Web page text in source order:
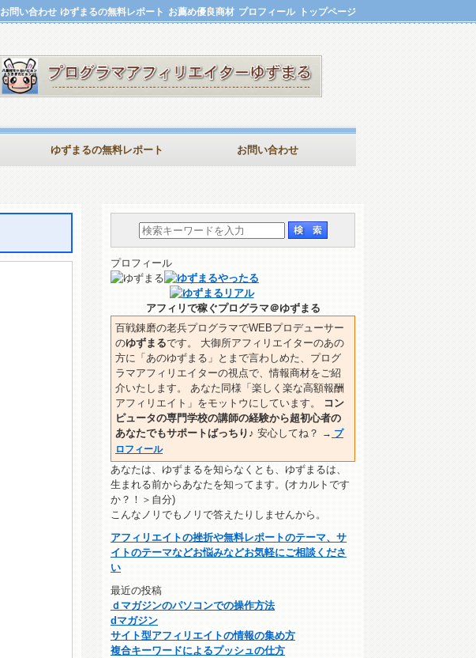
トップページ
プロフィール
お薦め優良商材
ゆずまるの無料レポート
お問い合わせ
ゆずまるの無料レポート お問い合わせ
プロフィール
アフィリで稼ぐプログラマ＠ゆずまる
百戦錬磨の老兵プログラマでWEBプロデューサー
のゆずまるです。 大御所アフィリエイターのあの
方に「あのゆずまる」とまで言わしめた、プログ
ラマアフィリエイターの視点で、情報商材をご紹
介いたします。 あなた同様「楽しく楽な高額報酬
アフィリエイト」をモットウにしています。
コン
ピュータの専門学校の講師の経験から超初心者の
あなたでもサポートばっちり♪ 安心してね？ → プ
ロフィール
あなたは、ゆずまるを知らなくとも、ゆずまるは、
生まれる前からあなたを知ってます。(オカルトです
か？！＞自分)
こんなノリでもノリで答えたりしませんから。
アフィリエイトの挫折や無料レポートのテーマ、サ
イトのテーマなどお悩みなどお気軽にご相談くださ
い
最近の投稿
ｄマガジンのパソコンでの操作方法
dマガジン
サイト型アフィリエイトの情報の集め方
複合キーワードによるプッシュの仕方